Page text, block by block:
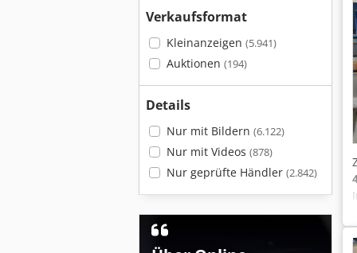
Verkaufsformat
Kleinanzeigen (5.941)
Auktionen (194)
Details
Nur mit Bildern (6.122)
Nur mit Videos (878)
Nur geprüfte Händler (2.842)